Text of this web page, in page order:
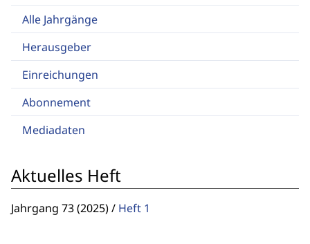
Alle Jahrgänge
Herausgeber
Einreichungen
Abonnement
Mediadaten
Aktuelles Heft
Jahrgang 73 (2025)/ Heft 1